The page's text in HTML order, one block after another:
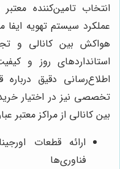
انتخاب تامین‌کننده
عملکرد سیستم تهویه ایفا
هواکش بین کانالی و
استانداردهای روز و
اطلاع‌رسانی دقیق
تخصصی نیز در اختیار
بین کانالی از مراکز معتبر
ارائه قطعات
فناوری‌ها